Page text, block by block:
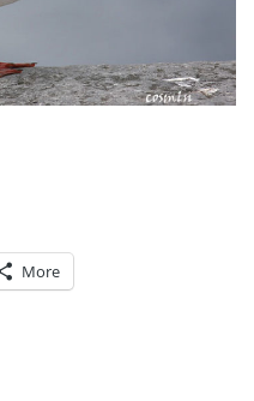
More